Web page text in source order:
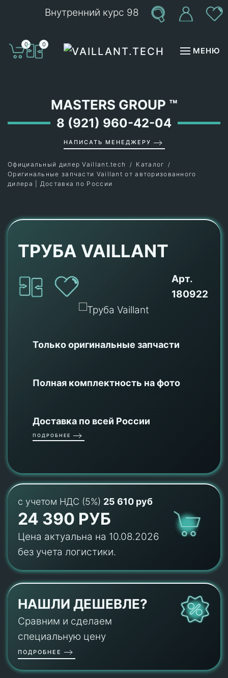
Внутренний курс 98
0 0
МЕНЮ
MASTERS GROUP ™
8 (921) 960-42-04
НАПИСАТЬ МЕНЕДЖЕРУ
Официальный дилер Vaillant.tech
Каталог
Оригинальные запчасти Vaillant от авторизованного
дилера | Доставка по России
ТРУБА VAILLANT
Арт.
180922
Только оригинальные запчасти
Полная комплектность на фото
Доставка по всей России
ПОДРОБНЕЕ
с учетом НДС (5%) 25 610 руб
24 390 РУБ
Цена актуальна на 10.08.2026
без учета логистики.
НАШЛИ ДЕШЕВЛЕ?
Сравним и сделаем
специальную цену
ПОДРОБНЕЕ